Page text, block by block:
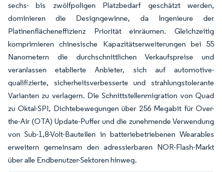
sechs- bis zwölfpoligen Platzbedarf geschätzt werden,
dominieren die Designgewinne, da Ingenieure der
Platinenflächeneffizienz Priorität einräumen. Gleichzeitig
komprimieren chinesische Kapazitätserweiterungen bei 55
Nanometern die durchschnittlichen Verkaufspreise und
veranlassen etablierte Anbieter, sich auf automotive-
qualifizierte, sicherheitsverbesserte und strahlungstolerante
Varianten zu verlagern. Die Schnittstellenmigration von Quad
zu Oktal-SPI, Dichtebewegungen über 256 Megabit für Over-
the-Air (OTA) Update-Puffer und die zunehmende Verwendung
von Sub-1,8-Volt-Bauteilen in batteriebetriebenen Wearables
erweitern gemeinsam den adressierbaren NOR-Flash-Markt
über alle Endbenutzer-Sektoren hinweg.